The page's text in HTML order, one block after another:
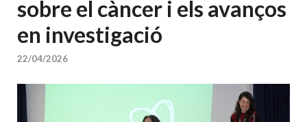
sobre el càncer i els avanços
en investigació
22/04/2026